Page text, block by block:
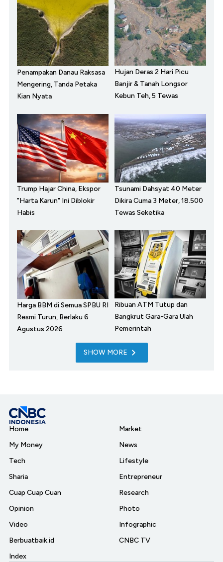
Penampakan Danau Raksasa
Mengering, Tanda Petaka
Kian Nyata
Hujan Deras 2 Hari Picu
Banjir & Tanah Longsor
Kebun Teh, 5 Tewas
Trump Hajar China, Ekspor
"Harta Karun" Ini Diblokir
Habis
Tsunami Dahsyat 40 Meter
Dikira Cuma 3 Meter, 18.500
Tewas Seketika
Harga BBM di Semua SPBU RI
Resmi Turun, Berlaku 6
Agustus 2026
Ribuan ATM Tutup dan
Bangkrut Gara-Gara Ulah
Pemerintah
SHOW MORE
Home
My Money
Tech
Sharia
Cuap Cuap Cuan
Opinion
Video
Berbuatbaik.id
Index
Market
News
Lifestyle
Entrepreneur
Research
Photo
Infographic
CNBC TV